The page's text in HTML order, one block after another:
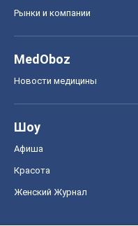
Рынки и компании
MedOboz
Новости медицины
Шоу
Афиша
Красота
Женский Журнал